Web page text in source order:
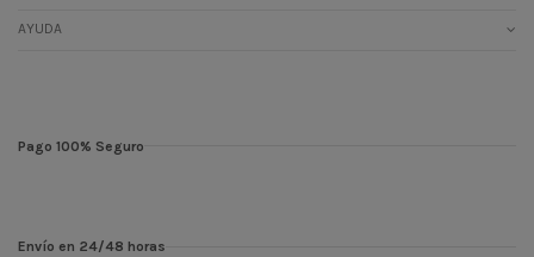
AYUDA
Pago 100% Seguro
Envío en 24/48 horas